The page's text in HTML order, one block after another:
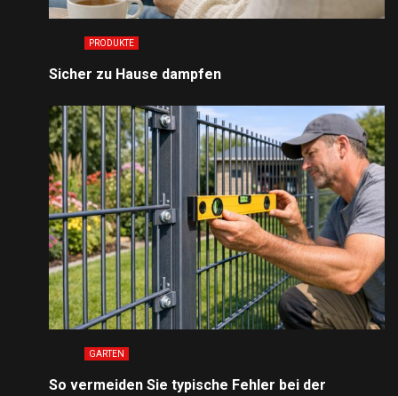
PRODUKTE
Sicher zu Hause dampfen
GARTEN
So vermeiden Sie typische Fehler bei der